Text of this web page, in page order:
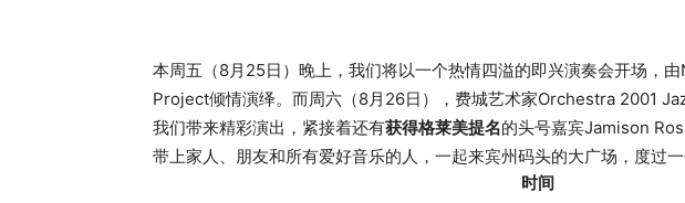
本周五（8月25日）晚上，我们将以一个热情四溢的即兴演奏会开场，
Project倾情演绎。而周六（8月26日），费城艺术家Orchestra 2001
我们带来精彩演出，紧接着还有获得格莱美提名的头号嘉宾Jamison
带上家人、朋友和所有爱好音乐的人，一起来宾州码头的大广场，度过
时间